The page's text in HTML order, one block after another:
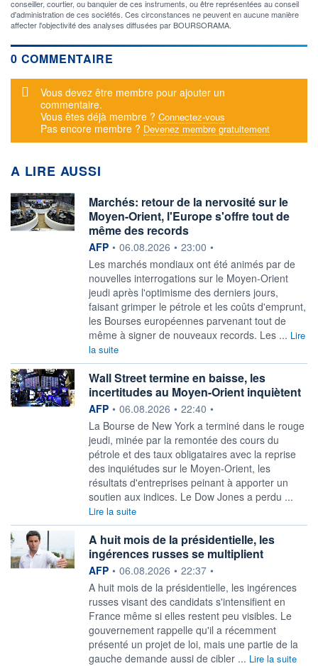
conseiller, courtier, ou banquier de ces instruments, ou être représentées au conseil
d'administration de ces sociétés. Ces circonstances ne peuvent en aucune manière
affecter l'objectivité des analyses diffusées par BOURSORAMA.
0 COMMENTAIRE
Message d'alerte
Vous devez être membre pour ajouter un
commentaire.
Vous êtes déjà membre ? Connectez-vous
Pas encore membre ? Devenez membre gratuitement
A LIRE AUSSI
Marchés: retour de la nervosité sur le
Moyen-Orient, l'Europe s'offre tout de
même des records
information fournie par
AFP • 06.08.2026 • 23:00 •
Les marchés mondiaux ont été animés par de
nouvelles interrogations sur le Moyen-Orient
jeudi après l'optimisme des derniers jours,
faisant grimper le pétrole et les coûts d'emprunt,
les Bourses européennes parvenant tout de
même à signer de nouveaux records. Les ... Lire
la suite
Wall Street termine en baisse, les
incertitudes au Moyen-Orient inquiètent
information fournie par
AFP • 06.08.2026 • 22:40 •
La Bourse de New York a terminé dans le rouge
jeudi, minée par la remontée des cours du
pétrole et des taux obligataires avec la reprise
des inquiétudes sur le Moyen-Orient, les
résultats d'entreprises peinant à apporter un
soutien aux indices. Le Dow Jones a perdu ...
Lire la suite
A huit mois de la présidentielle, les
ingérences russes se multiplient
information fournie par
AFP • 06.08.2026 • 22:37 •
A huit mois de la présidentielle, les ingérences
russes visant des candidats s'intensifient en
France même si elles restent peu visibles. Le
gouvernement rappelle qu'il a récemment
présenté un projet de loi, mais une partie de la
gauche demande aussi de cibler ... Lire la suite